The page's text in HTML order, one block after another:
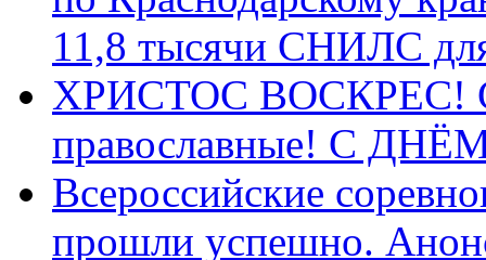
11,8 тысячи СНИЛС
ХРИСТОС ВОСКРЕС! С
православные! C
Всероссийские
прошли успешно.